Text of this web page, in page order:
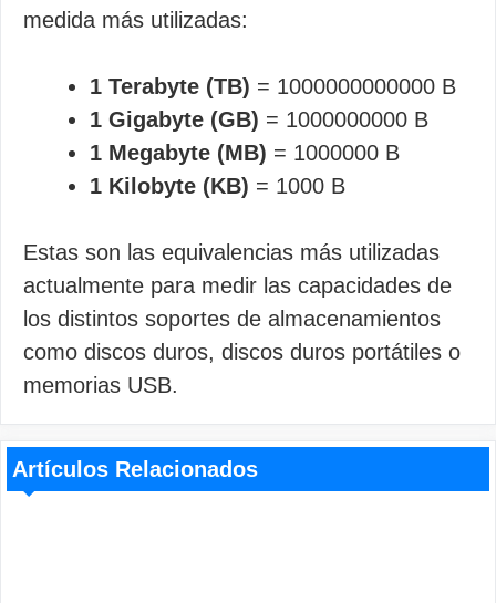
medida más utilizadas:
1 Terabyte (TB) = 1000000000000 B
1 Gigabyte (GB) = 1000000000 B
1 Megabyte (MB) = 1000000 B
1 Kilobyte (KB) = 1000 B
Estas son las equivalencias más utilizadas
actualmente para medir las capacidades de
los distintos soportes de almacenamientos
como discos duros, discos duros portátiles o
memorias USB.
Artículos Relacionados